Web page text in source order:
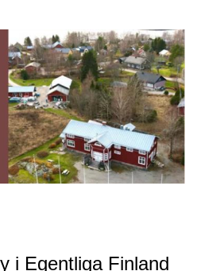
i Egentliga Finland